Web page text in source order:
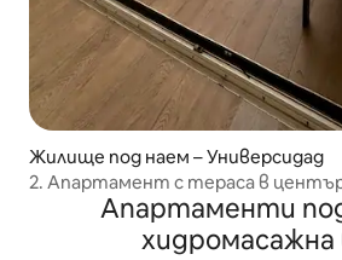
Жилище под наем – Универсидад
2. Апартамент с тераса в
Апартаменти
хидромасажна